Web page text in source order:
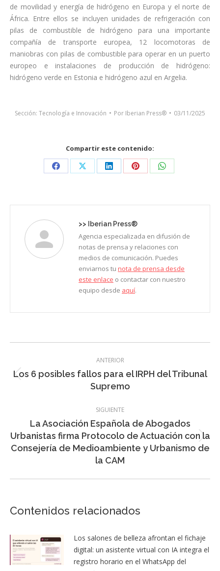
de movilidad y energía de hidrógeno en Europa y el norte de
África. Entre ellos se incluyen unidades de refrigeración con
pilas de combustible de hidrógeno para una importante
compañía de transporte europea, 12 locomotoras de
maniobras con pilas de combustible para operar en un puerto
europeo e instalaciones de producción de hidrógeno:
hidrógeno verde en Estonia e hidrógeno azul en Argelia.
Sección: Tecnología e Innovación Por Iberian Press® 03/11/2025
Compartir este contenido:
Share Share Share Share Share
>> Iberian Press®
Agencia especializada en difusión de
notas de prensa y relaciones con
medios de comunicación. Puedes
enviarnos tu nota de prensa desde
este enlace o contactar con nuestro
equipo desde aquí.
entre
ANTERIOR
Entrada
anterior:
Los 6 posibles fallos para el IRPH del Tribunal
Supremo
SIGUIENTE
Entrada
siguiente:
La Asociación Española de Abogados
Urbanistas firma Protocolo de Actuación con la
Consejería de Medioambiente y Urbanismo de
la CAM
Contenidos relacionados
Los salones de belleza afrontan el fichaje
digital: un asistente virtual con IA integra el
registro horario en el WhatsApp del